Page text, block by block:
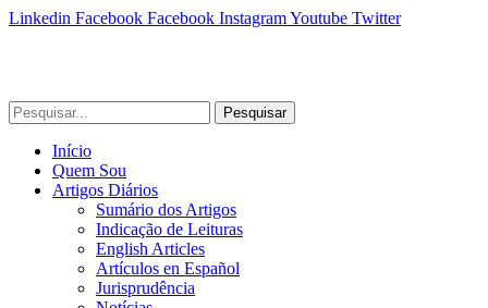
Linkedin Facebook Facebook InstagramYoutube Twitter
Pesquisar
Início
Quem Sou
Artigos Diários
Sumário dos Artigos
Indicação de Leituras
English Articles
Artículos en Español
Jurisprudência